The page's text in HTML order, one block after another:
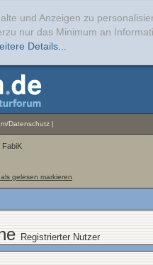
und Anzeigen zu
nur das Minimum an
Details...
Datenschutz |
FabiK
gelesen markieren
Registrierter Nutzer